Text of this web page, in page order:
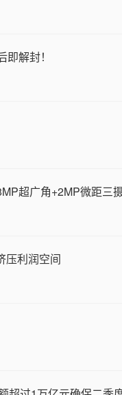
解封！
超广角+2MP微距三
压利润空间